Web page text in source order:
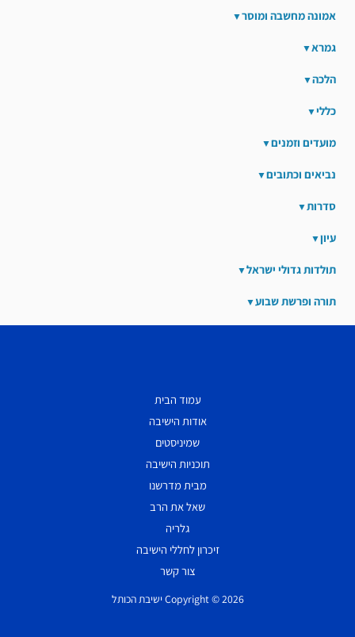
אמונה מחשבה ומוסר
גמרא
הלכה
כללי
מועדים וזמנים
נביאים וכתובים
סדרות
עיון
תולדות גדולי ישראל
תורה ופרשת שבוע
עמוד הבית
אודות הישיבה
שמיניסטים
תוכניות הישיבה
מבית מדרשנו
שאל את הרב
גלריה
זיכרון לחללי הישיבה
צור קשר
Copyright © 2026 ישיבת הכותל